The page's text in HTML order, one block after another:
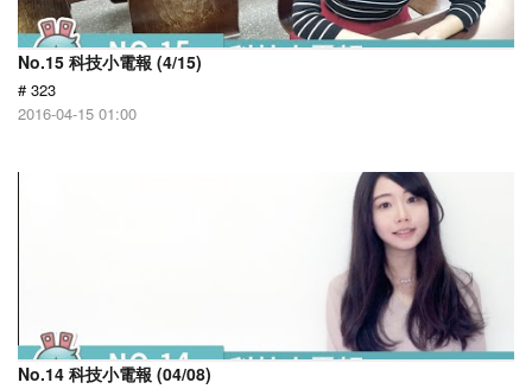
No.15 科技小電報 (4/15)
# 323
2016-04-15 01:00
No.14 科技小電報 (04/08)